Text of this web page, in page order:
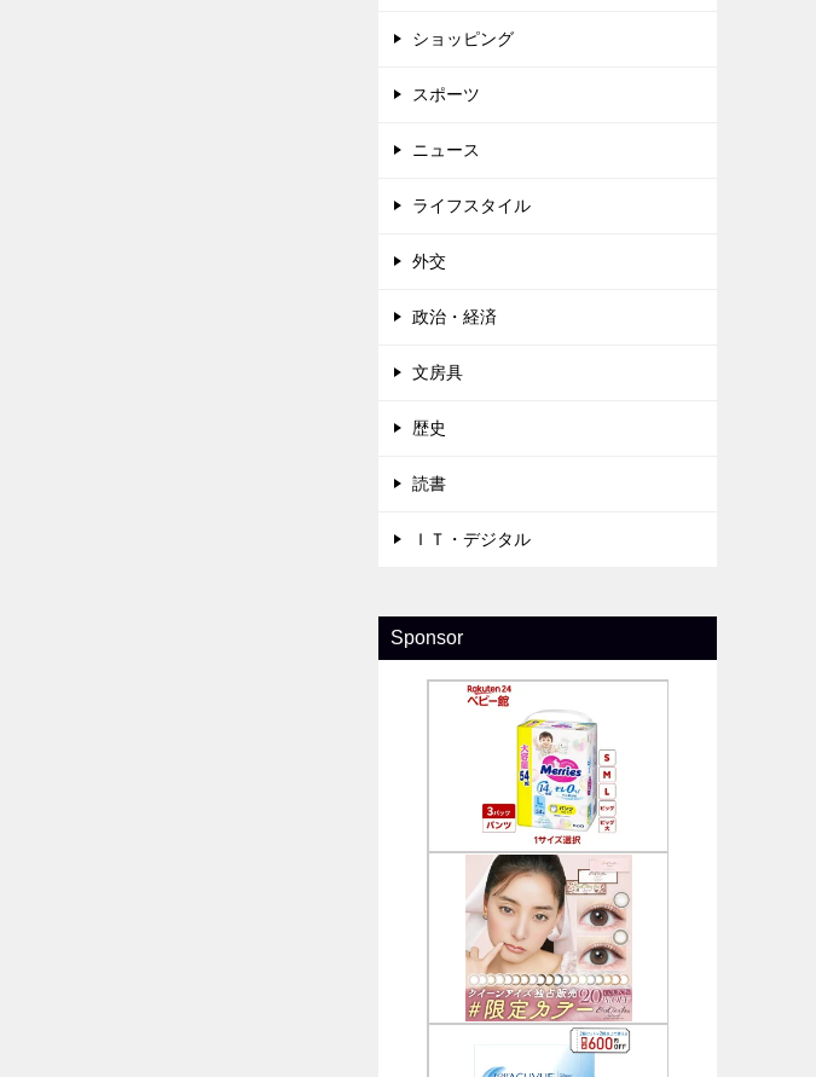
ショッピング
スポーツ
ニュース
ライフスタイル
外交
政治・経済
文房具
歴史
読書
ＩＴ・デジタル
Sponsor